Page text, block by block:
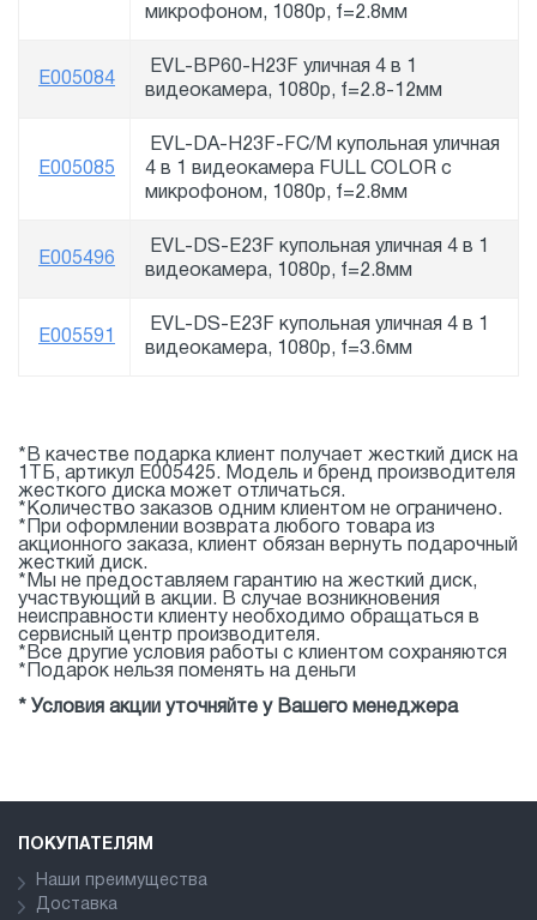
микрофоном, 1080p, f=2.8мм
E005084
EVL-BP60-H23F уличная 4 в 1
видеокамера, 1080p, f=2.8-12мм
E005085
EVL-DA-H23F-FC/M купольная уличная
4 в 1 видеокамера FULL COLOR с
микрофоном, 1080p, f=2.8мм
E005496
EVL-DS-E23F купольная уличная 4 в 1
видеокамера, 1080p, f=2.8мм
E005591
EVL-DS-E23F купольная уличная 4 в 1
видеокамера, 1080p, f=3.6мм
*В качестве подарка клиент получает жесткий диск на
1ТБ, артикул E005425. Модель и бренд производителя
жесткого диска может отличаться.
*Количество заказов одним клиентом не ограничено.
*При оформлении возврата любого товара из
акционного заказа, клиент обязан вернуть подарочный
жесткий диск.
*Мы не предоставляем гарантию на жесткий диск,
участвующий в акции. В случае возникновения
неисправности клиенту необходимо обращаться в
сервисный центр производителя.
*Все другие условия работы с клиентом сохраняются
*Подарок нельзя поменять на деньги
* Условия акции уточняйте у Вашего менеджера
ПОКУПАТЕЛЯМ
Наши преимущества
Доставка